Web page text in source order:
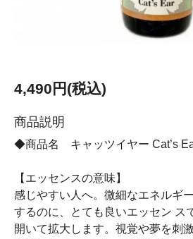
4,490円(税込)
商品説明
◆商品名 キャッツイヤー Cat’s
【エッセンスの意味】
感じやすい人へ。微細なエネルギ
するのに、とても良いエッセン ス
開いて拡大します。視覚や夢を刺